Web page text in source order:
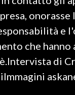
e
che
di